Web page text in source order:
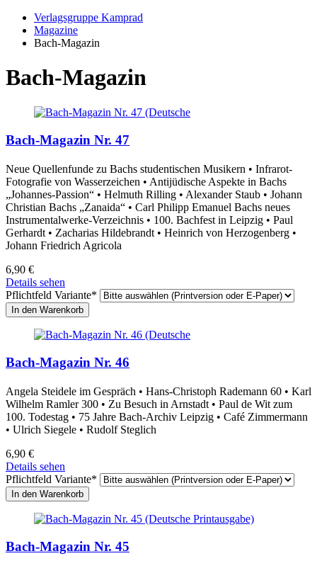
Verlagsgruppe Kamprad
Magazine
Bach-Magazin
Bach-Magazin
Bach-Magazin Nr. 47
Neue Quellenfunde zu Bachs studentischen Musikern • Infrarot-
Fotografie von Wasserzeichen • Antijüdische Aspekte in Bachs
„Johannes-Passion“ • Helmuth Rilling • Alexander Staub • Johann
Christian Bachs „Zanaida“ • Carl Philipp Emanuel Bachs neues
Instrumentalwerke-Verzeichnis • 100. Bachfest in Leipzig • Paul
Gerhardt • Zacharias Hildebrandt • Heinrich von Herzogenberg •
Johann Friedrich Agricola
6,90 €
Details sehen
Pflichtfeld Variante*
Bach-Magazin Nr. 46
Angela Steidele im Gespräch • Hans-Christoph Rademann 60 • Karl
Wilhelm Ramler 300 • Zu Besuch in Arnstadt • Paul de Wit zum
100. Todestag • 75 Jahre Bach-Archiv Leipzig • Café Zimmermann
• Ulrich Siegele • Rudolf Steglich
6,90 €
Details sehen
Pflichtfeld Variante*
Bach-Magazin Nr. 45